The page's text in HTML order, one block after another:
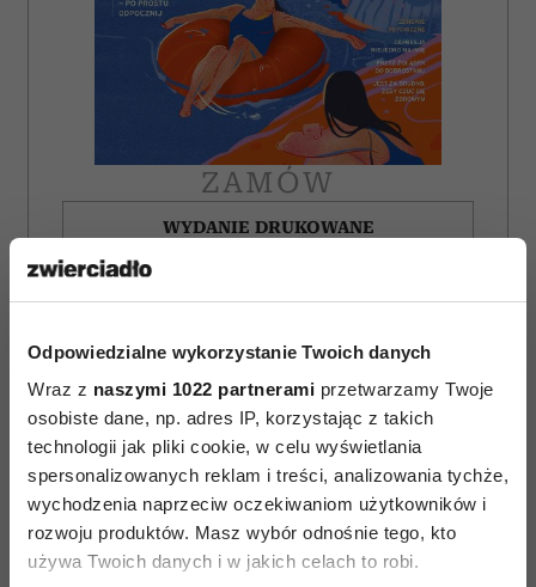
Odpowiedzialne wykorzystanie Twoich danych
Wraz z naszymi 1022 partnerami przetwarzamy Twoje
osobiste dane, np. adres IP, korzystając z takich
technologii jak pliki cookie, w celu wyświetlania
spersonalizowanych reklam i treści, analizowania tychże,
wychodzenia naprzeciw oczekiwaniom użytkowników i
rozwoju produktów. Masz wybór odnośnie tego, kto
używa Twoich danych i w jakich celach to robi.
ZAMÓW
WYDANIE DRUKOWANE